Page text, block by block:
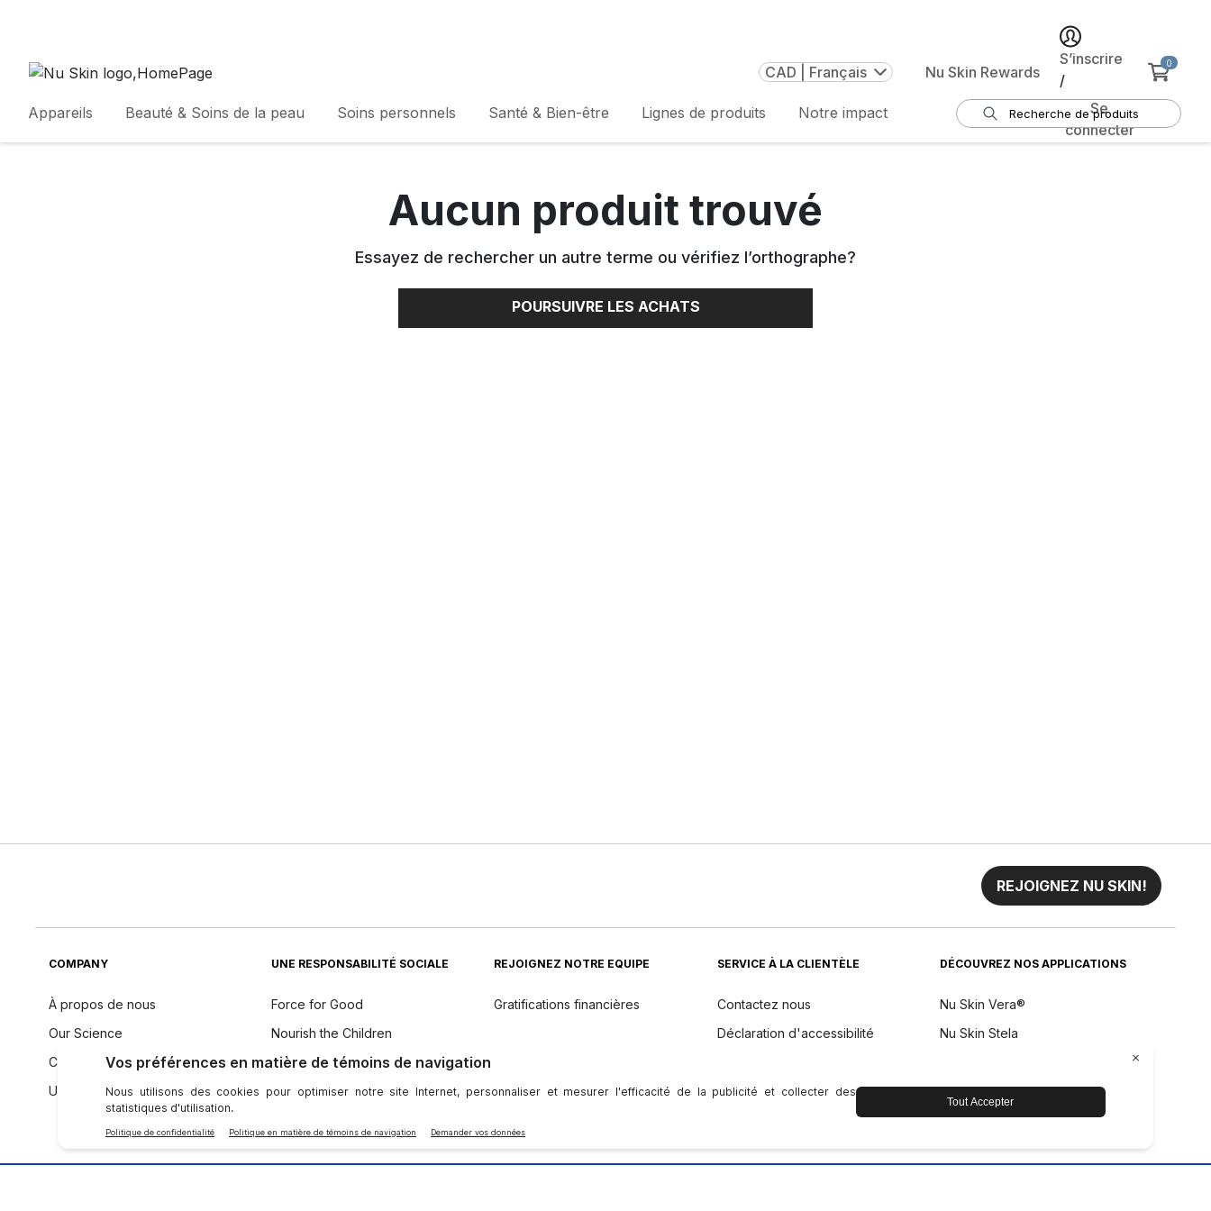
CAD | Français Nu Skin Rewards
S’inscrire
/
Se
connecter
0
Appareils Beauté & Soins de la peau Soins personnels Santé & Bien-être Lignes de produits Notre impact
Aucun produit trouvé
Essayez de rechercher un autre terme ou vérifiez l’orthographe?
POURSUIVRE LES ACHATS
REJOIGNEZ NU SKIN!
COMPANY
À propos de nous
Our Science
Code de conduite
Une voix mondiale
UNE RESPONSABILITÉ SOCIALE
Force for Good
Nourish the Children
Durabilité
Philosophie des ingrédients
REJOIGNEZ NOTRE EQUIPE
Gratifications financières
SERVICE À LA CLIENTÈLE
Contactez nous
Déclaration d'accessibilité
Politique de remboursement
Entretien et maintenance de
DÉCOUVREZ NOS APPLICATIONS
Nu Skin Vera®
Nu Skin Stela